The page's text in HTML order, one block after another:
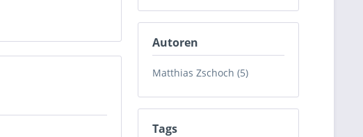
Autoren
Matthias Zschoch (5)
Tags